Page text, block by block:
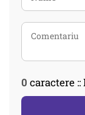
0 caractere